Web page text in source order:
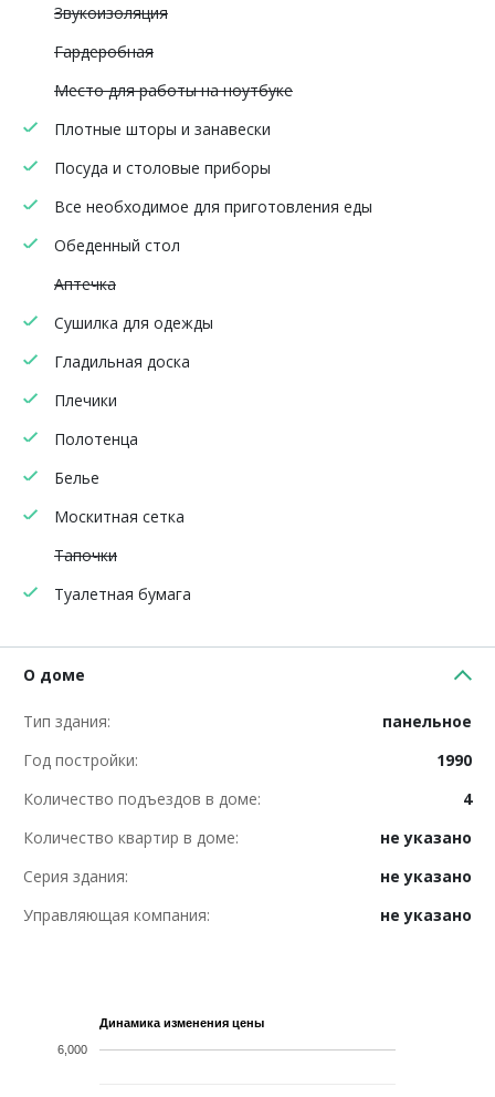
Звукоизоляция
Гардеробная
Место для работы на ноутбуке
Плотные шторы и занавески
Посуда и столовые приборы
Все необходимое для приготовления еды
Обеденный стол
Аптечка
Сушилка для одежды
Гладильная доска
Плечики
Полотенца
Белье
Москитная сетка
Тапочки
Туалетная бумага
О доме
Тип здания:
панельное
Год постройки:
1990
Количество подъездов в доме:
4
Количество квартир в доме:
не указано
Серия здания:
не указано
Управляющая компания:
не указано
Динамика изменения цены
6,000